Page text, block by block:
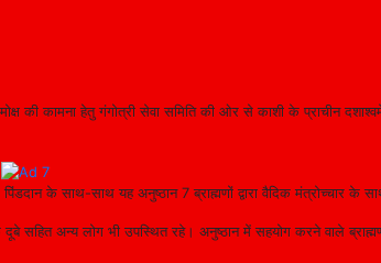
कामना हेतु गंगोत्री सेवा समिति की ओर से काशी के प्राचीन
के साथ-साथ यह अनुष्ठान 7 ब्राह्मणों द्वारा वैदिक मंत्रोच्चार के
अन्य लोग भी उपस्थित रहे। अनुष्ठान में सहयोग करने वाले